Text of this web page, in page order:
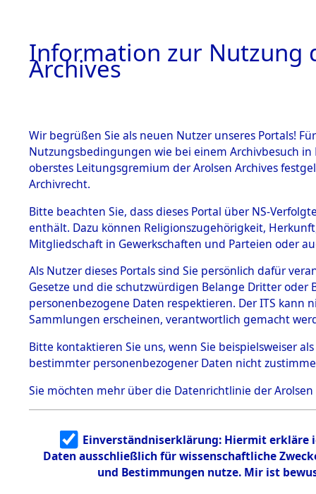
BESTÄNDE
1.
mente
5. Verschiedenes
5.3
Todesmärsche
5.3.1 Alliierte
Erhebungen
zu
Todesmärsch
en
5.3.2
Identifizierun
g
5.3.3
Todesmärsch
und
Information zur Nutzung
Archives
Wir begrüßen Sie als neuen Nutzer unseres Portals!
Nutzungsbedingungen wie bei einem Archivbesuch
oberstes Leitungsgremium der Arolsen Archives
Archivrecht.
Bitte beachten Sie, dass dieses Portal über NS-
enthält. Dazu können Religionszugehörigkeit,
Mitgliedschaft in Gewerkschaften und Parteien oder
Als Nutzer dieses Portals sind Sie persönlich dafür
Gesetze und die schutzwürdigen Belange Dritter
personenbezogene Daten respektieren. Der ITS
Sammlungen erscheinen, verantwortlich gemacht
Bitte kontaktieren Sie uns, wenn Sie beispielsweiser
bestimmter personenbezogener Daten nicht
Sie möchten mehr über die Datenrichtlinie der Arolsen
Einverständniserklärung: Hiermit erkläre
Daten ausschließlich für wissenschaftliche
und Bestimmungen nutze. Mir ist